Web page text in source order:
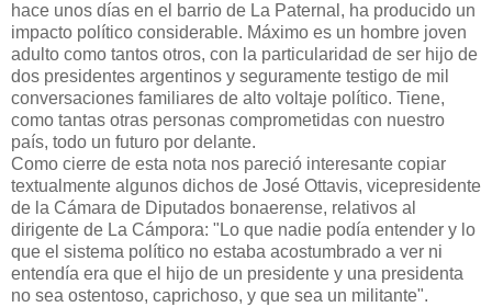
hace unos días en el barrio de La Paternal, ha producido un
impacto político considerable. Máximo es un hombre joven
adulto como tantos otros, con la particularidad de ser hijo de
dos presidentes argentinos y seguramente testigo de mil
conversaciones familiares de alto voltaje político. Tiene,
como tantas otras personas comprometidas con nuestro
país, todo un futuro por delante.
Como cierre de esta nota nos pareció interesante copiar
textualmente algunos dichos de José Ottavis, vicepresidente
de la Cámara de Diputados bonaerense, relativos al
dirigente de La Cámpora: "Lo que nadie podía entender y lo
que el sistema político no estaba acostumbrado a ver ni
entendía era que el hijo de un presidente y una presidenta
no sea ostentoso, caprichoso, y que sea un militante".